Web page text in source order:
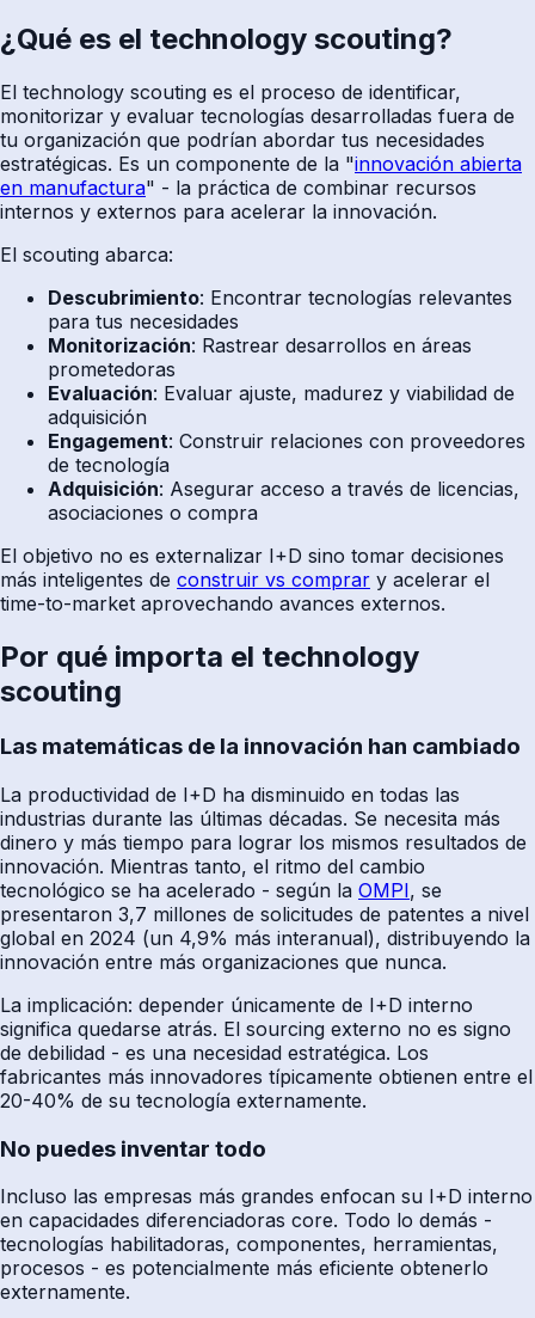
¿Qué es el technology scouting?
El technology scouting es el proceso de identificar,
monitorizar y evaluar tecnologías desarrolladas fuera de
tu organización que podrían abordar tus necesidades
estratégicas. Es un componente de la "innovación abierta
en manufactura" - la práctica de combinar recursos
internos y externos para acelerar la innovación.
El scouting abarca:
Descubrimiento: Encontrar tecnologías relevantes
para tus necesidades
Monitorización: Rastrear desarrollos en áreas
prometedoras
Evaluación: Evaluar ajuste, madurez y viabilidad de
adquisición
Engagement: Construir relaciones con proveedores
de tecnología
Adquisición: Asegurar acceso a través de licencias,
asociaciones o compra
El objetivo no es externalizar I+D sino tomar decisiones
más inteligentes de construir vs comprar y acelerar el
time-to-market aprovechando avances externos.
Por qué importa el technology
scouting
Las matemáticas de la innovación han cambiado
La productividad de I+D ha disminuido en todas las
industrias durante las últimas décadas. Se necesita más
dinero y más tiempo para lograr los mismos resultados de
innovación. Mientras tanto, el ritmo del cambio
tecnológico se ha acelerado - según la OMPI, se
presentaron 3,7 millones de solicitudes de patentes a nivel
global en 2024 (un 4,9% más interanual), distribuyendo la
innovación entre más organizaciones que nunca.
La implicación: depender únicamente de I+D interno
significa quedarse atrás. El sourcing externo no es signo
de debilidad - es una necesidad estratégica. Los
fabricantes más innovadores típicamente obtienen entre el
20-40% de su tecnología externamente.
No puedes inventar todo
Incluso las empresas más grandes enfocan su I+D interno
en capacidades diferenciadoras core. Todo lo demás -
tecnologías habilitadoras, componentes, herramientas,
procesos - es potencialmente más eficiente obtenerlo
externamente.